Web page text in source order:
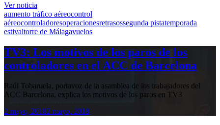
Ver noticia
aumento tráfico aéreocontrol
aéreocontroladoresoperacionesretrasossegunda pistatemporada
estivaltorre de Málagavuelos
TV3: Los motivos de los paros de los
controladores en el ACC de Barcelona
Raúl Tobaruela, portavoz de la asamblea de los trabajadores del
ACC Barcelona, explica los motivos de los paros en TV3
2 mayo, 20182 mayo, 2018